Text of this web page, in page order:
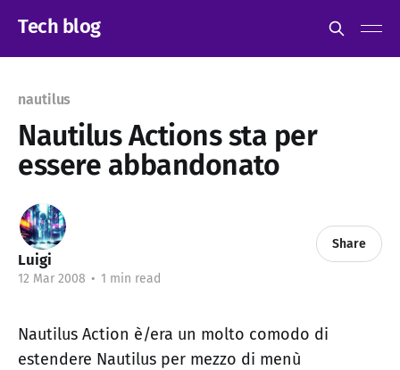
Tech blog
nautilus
Nautilus Actions sta per
essere abbandonato
Luigi
12 Mar 2008 • 1 min read
Share
Nautilus Action è/era un molto comodo di
estendere Nautilus per mezzo di menù